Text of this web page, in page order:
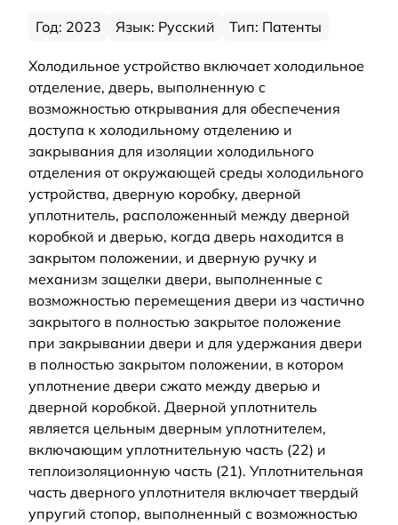
Год: 2023 Язык: Русский Тип: Патенты
Холодильное устройство включает холодильное
отделение, дверь, выполненную с
возможностью открывания для обеспечения
доступа к холодильному отделению и
закрывания для изоляции холодильного
отделения от окружающей среды холодильного
устройства, дверную коробку, дверной
уплотнитель, расположенный между дверной
коробкой и дверью, когда дверь находится в
закрытом положении, и дверную ручку и
механизм защелки двери, выполненные с
возможностью перемещения двери из частично
закрытого в полностью закрытое положение
при закрывании двери и для удержания двери
в полностью закрытом положении, в котором
уплотнение двери сжато между дверью и
дверной коробкой. Дверной уплотнитель
является цельным дверным уплотнителем,
включающим уплотнительную часть (22) и
теплоизоляционную часть (21). Уплотнительная
часть дверного уплотнителя включает твердый
упругий стопор, выполненный с возможностью